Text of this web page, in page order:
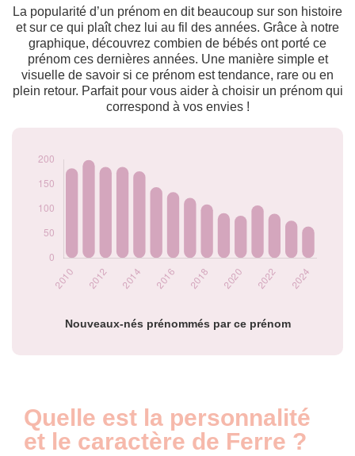
La popularité d’un prénom en dit beaucoup sur son histoire
et sur ce qui plaît chez lui au fil des années. Grâce à notre
graphique, découvrez combien de bébés ont porté ce
prénom ces dernières années. Une manière simple et
visuelle de savoir si ce prénom est tendance, rare ou en
plein retour. Parfait pour vous aider à choisir un prénom qui
correspond à vos envies !
Nouveaux-nés prénommés par ce prénom
Popularité du
2010
182
2011
199
2012
185
2013
185
2014
176
2015
144
2019
2020
64
Quelle est la personnalité
et le caractère de Ferre ?